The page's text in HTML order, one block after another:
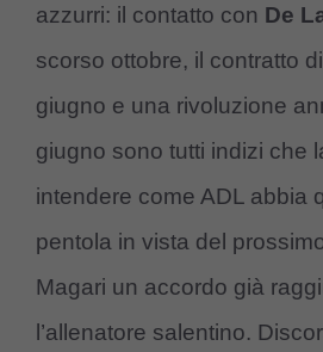
azzurri: il contatto con De
scorso ottobre, il contratto
giugno e una rivoluzione
giugno sono tutti indizi che
intendere come ADL abbia
pentola in vista del
Magari un accordo già
l’allenatore salentino.